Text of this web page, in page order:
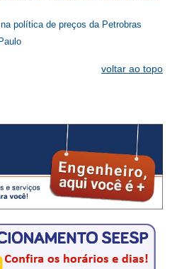
política de preços da Petrobras
voltar ao topo